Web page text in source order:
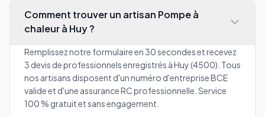
Comment trouver un artisan Pompe à
chaleur à Huy ?
Remplissez notre formulaire en 30 secondes et recevez
3 devis de professionnels enregistrés à Huy (4500). Tous
nos artisans disposent d'un numéro d'entreprise BCE
valide et d'une assurance RC professionnelle. Service
100 % gratuit et sans engagement.